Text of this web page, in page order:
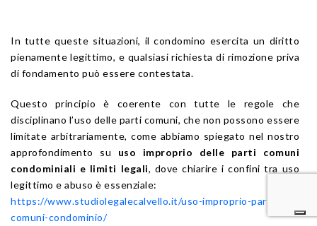
In tutte queste situazioni, il condomino esercita un diritto
pienamente legittimo, e qualsiasi richiesta di rimozione priva
di fondamento può essere contestata.
Questo principio è coerente con tutte le regole che
disciplinano l’uso delle parti comuni, che non possono essere
limitate arbitrariamente, come abbiamo spiegato nel nostro
approfondimento su uso improprio delle parti comuni
condominiali e limiti legali, dove chiarire i confini tra uso
legittimo e abuso è essenziale:
https://www.studiolegalecalvello.it/uso-improprio-parti-
comuni-condominio/